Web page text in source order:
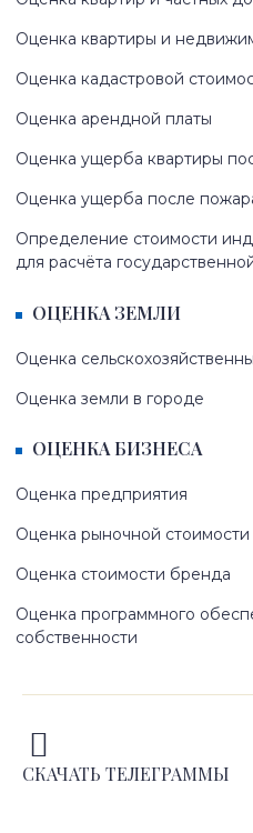
Оценка квартиры и
Оценка кадастровой
Оценка арендной платы
Оценка ущерба квартиры
Оценка ущерба после
Определение стоимости
для расчёта
ОЦЕНКА ЗЕМЛИ
Оценка
Оценка земли в городе
ОЦЕНКА БИЗНЕСА
Оценка предприятия
Оценка рыночной
Оценка стоимости бренда
Оценка программного
собственности
СКАЧАТЬ ТЕЛЕГРАММЫ